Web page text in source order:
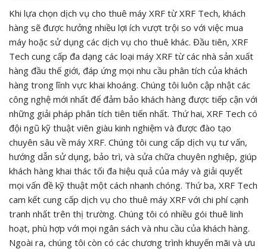
Khi lựa chọn dịch vụ cho thuê máy XRF từ XRF Tech, khách
hàng sẽ được hưởng nhiều lợi ích vượt trội so với việc mua
máy hoặc sử dụng các dịch vụ cho thuê khác. Đầu tiên, XRF
Tech cung cấp đa dạng các loại máy XRF từ các nhà sản xuất
hàng đầu thế giới, đáp ứng mọi nhu cầu phân tích của khách
hàng trong lĩnh vực khai khoáng. Chúng tôi luôn cập nhật các
công nghệ mới nhất để đảm bảo khách hàng được tiếp cận với
những giải pháp phân tích tiên tiến nhất. Thứ hai, XRF Tech có
đội ngũ kỹ thuật viên giàu kinh nghiệm và được đào tạo
chuyên sâu về máy XRF. Chúng tôi cung cấp dịch vụ tư vấn,
hướng dẫn sử dụng, bảo trì, và sửa chữa chuyên nghiệp, giúp
khách hàng khai thác tối đa hiệu quả của máy và giải quyết
mọi vấn đề kỹ thuật một cách nhanh chóng. Thứ ba, XRF Tech
cam kết cung cấp dịch vụ cho thuê máy XRF với chi phí cạnh
tranh nhất trên thị trường. Chúng tôi có nhiều gói thuê linh
hoạt, phù hợp với mọi ngân sách và nhu cầu của khách hàng.
Ngoài ra, chúng tôi còn có các chương trình khuyến mãi và ưu